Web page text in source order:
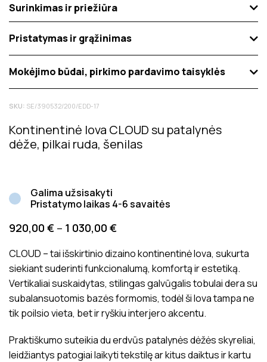
Surinkimas ir priežiūra
Pristatymas ir grąžinimas
Mokėjimo būdai, pirkimo pardavimo taisyklės
SKU: SE/390532/200/EDD-17
Kontinentinė lova CLOUD su patalynės
dėže, pilkai ruda, šenilas
Galima užsisakyti
Pristatymo laikas 4-6 savaitės
920,00 € – 1 030,00 €
CLOUD – tai išskirtinio dizaino kontinentinė lova, sukurta
siekiant suderinti funkcionalumą, komfortą ir estetiką.
Vertikaliai suskaidytas, stilingas galvūgalis tobulai dera su
subalansuotomis bazės formomis, todėl ši lova tampa ne
tik poilsio vieta, bet ir ryškiu interjero akcentu.
Praktiškumo suteikia du erdvūs patalynės dėžės skyreliai,
leidžiantys patogiai laikyti tekstilę ar kitus daiktus ir kartu